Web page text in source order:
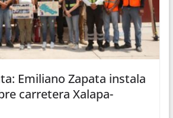
Emiliano Zapata instala
carretera Xalapa-